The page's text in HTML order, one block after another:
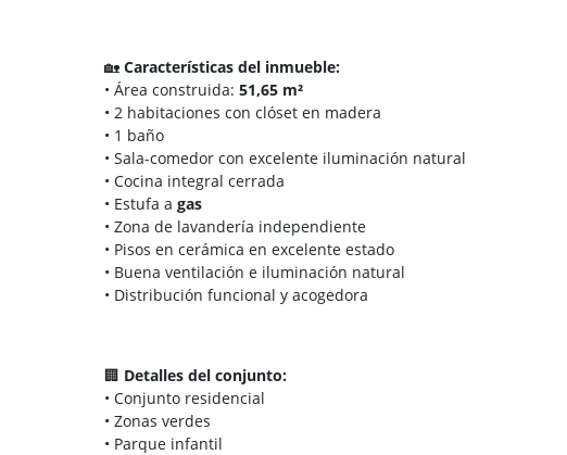
🏡 Características del inmueble:
• Área construida: 51,65 m²
• 2 habitaciones con clóset en madera
• 1 baño
• Sala-comedor con excelente iluminación natural
• Cocina integral cerrada
• Estufa a gas
• Zona de lavandería independiente
• Pisos en cerámica en excelente estado
• Buena ventilación e iluminación natural
• Distribución funcional y acogedora
🏢 Detalles del conjunto:
• Conjunto residencial
• Zonas verdes
• Parque infantil